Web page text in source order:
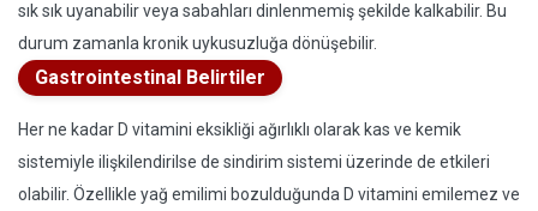
sık sık uyanabilir veya sabahları dinlenmemiş şekilde kalkabilir. Bu
durum zamanla kronik uykusuzluğa dönüşebilir.
Gastrointestinal Belirtiler
Her ne kadar D vitamini eksikliği ağırlıklı olarak kas ve kemik
sistemiyle ilişkilendirilse de sindirim sistemi üzerinde de etkileri
olabilir. Özellikle yağ emilimi bozulduğunda D vitamini emilemez ve